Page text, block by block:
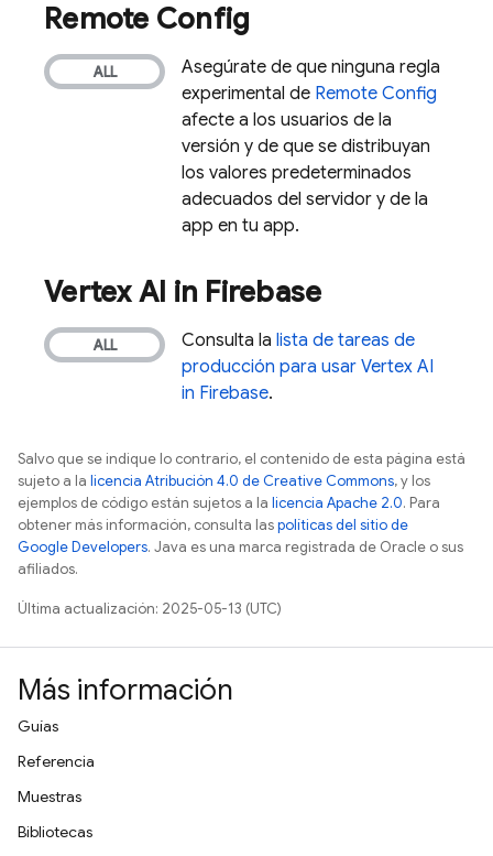
Remote Config
Asegúrate de que ninguna regla
experimental de Remote Config
afecte a los usuarios de la
versión y de que se distribuyan
los valores predeterminados
adecuados del servidor y de la
app en tu app.
Vertex AI in Firebase
Consulta la lista de tareas de
producción para usar Vertex AI
in Firebase.
Salvo que se indique lo contrario, el contenido de esta página está
sujeto a la licencia Atribución 4.0 de Creative Commons, y los
ejemplos de código están sujetos a la licencia Apache 2.0. Para
obtener más información, consulta laspolíticas del sitio de
Google Developers. Java es una marca registrada de Oracle o sus
afiliados.
Última actualización: 2025-05-13 (UTC)
Más información
Guías
Referencia
Muestras
Bibliotecas